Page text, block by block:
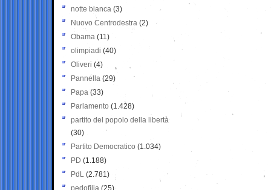
notte bianca (3)
Nuovo Centrodestra (2)
Obama (11)
olimpiadi (40)
Oliveri (4)
Pannella (29)
Papa (33)
Parlamento (1.428)
partito del popolo della libertà
(30)
Partito Democratico (1.034)
PD (1.188)
PdL (2.781)
pedofilia (25)